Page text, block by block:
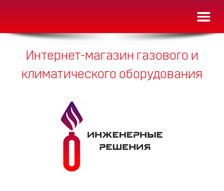
Интернет-магазин газового и
климатического оборудования